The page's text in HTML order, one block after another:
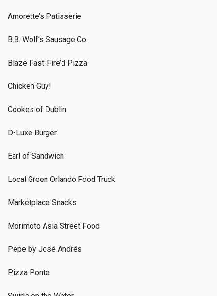
Amorette’s Patisserie
B.B. Wolf’s Sausage Co.
Blaze Fast-Fire’d Pizza
Chicken Guy!
Cookes of Dublin
D-Luxe Burger
Earl of Sandwich
Local Green Orlando Food Truck
Marketplace Snacks
Morimoto Asia Street Food
Pepe by José Andrés
Pizza Ponte